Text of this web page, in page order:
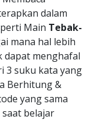
dalam
Main Tebak-
mana hal lebih
dapat menghafal
3 suku kata yang
Berhitung &
yang sama
belajar